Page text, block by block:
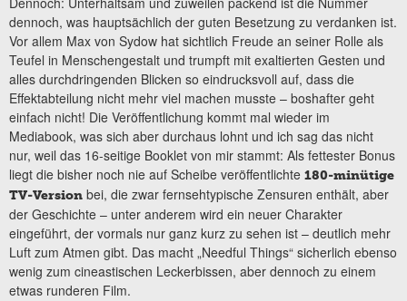
dennoch, was hauptsächlich der guten Besetzung zu verdanken ist.
Vor allem Max von Sydow hat sichtlich Freude an seiner Rolle als
Teufel in Menschengestalt und trumpft mit exaltierten Gesten und
alles durchdringenden Blicken so eindrucksvoll auf, dass die
Effektabteilung nicht mehr viel machen musste – boshafter geht
einfach nicht! Die Veröffentlichung kommt mal wieder im
Mediabook, was sich aber durchaus lohnt und ich sag das nicht
nur, weil das 16-seitige Booklet von mir stammt: Als fettester Bonus
liegt die bisher noch nie auf Scheibe veröffentlichte 180-minütige
TV-Version bei, die zwar fernsehtypische Zensuren enthält, aber
der Geschichte – unter anderem wird ein neuer Charakter
eingeführt, der vormals nur ganz kurz zu sehen ist – deutlich mehr
Luft zum Atmen gibt. Das macht „Needful Things“ sicherlich ebenso
wenig zum cineastischen Leckerbissen, aber dennoch zu einem
etwas runderen Film.